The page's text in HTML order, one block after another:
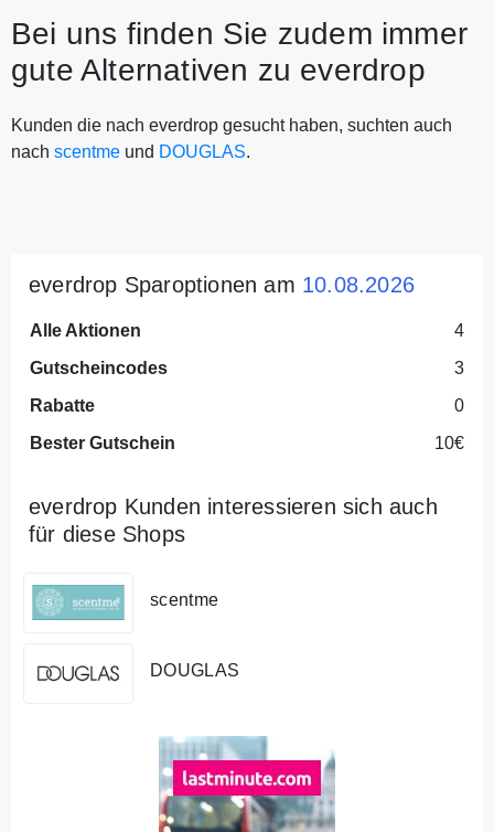
Bei uns finden Sie zudem immer
gute Alternativen zu everdrop
Kunden die nach everdrop gesucht haben, suchten auch
nach scentme und DOUGLAS.
everdrop Sparoptionen am 10.08.2026
Alle Aktionen
4
Gutscheincodes
3
Rabatte
0
Bester Gutschein
10€
everdrop Kunden interessieren sich auch
für diese Shops
scentme
DOUGLAS